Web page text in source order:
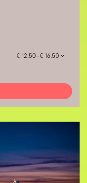
€ 12,50–€ 16,50